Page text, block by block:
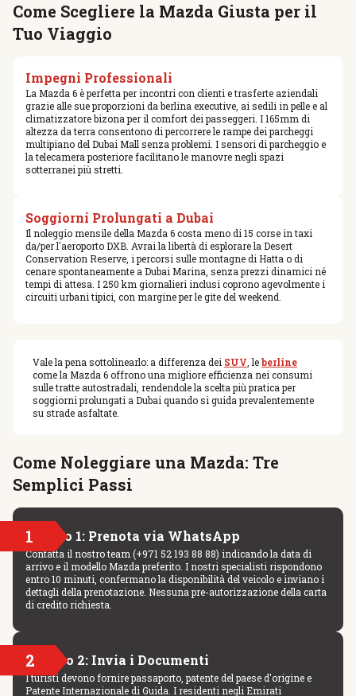
Come Scegliere la Mazda Giusta per il
Tuo Viaggio
Impegni Professionali
La Mazda 6 è perfetta per incontri con clienti e trasferte aziendali
grazie alle sue proporzioni da berlina executive, ai sedili in pelle e al
climatizzatore bizona per il comfort dei passeggeri. I 165mm di
altezza da terra consentono di percorrere le rampe dei parcheggi
multipiano del Dubai Mall senza problemi. I sensori di parcheggio e
la telecamera posteriore facilitano le manovre negli spazi
sotterranei più stretti.
Soggiorni Prolungati a Dubai
Il noleggio mensile della Mazda 6 costa meno di 15 corse in taxi
da/per l'aeroporto DXB. Avrai la libertà di esplorare la Desert
Conservation Reserve, i percorsi sulle montagne di Hatta o di
cenare spontaneamente a Dubai Marina, senza prezzi dinamici né
tempi di attesa. I 250 km giornalieri inclusi coprono agevolmente i
circuiti urbani tipici, con margine per le gite del weekend.
Vale la pena sottolinearlo: a differenza dei SUV, leberline
come la Mazda 6 offrono una migliore efficienza nei consumi
sulle tratte autostradali, rendendole la scelta più pratica per
soggiorni prolungati a Dubai quando si guida prevalentemente
su strade asfaltate.
Come Noleggiare una Mazda: Tre
Semplici Passi
1 Passo 1: Prenota via WhatsApp
Contatta il nostro team (+971 52 193 88 88) indicando la data di
arrivo e il modello Mazda preferito. I nostri specialisti rispondono
entro 10 minuti, confermano la disponibilità del veicolo e inviano i
dettagli della prenotazione. Nessuna pre-autorizzazione della carta
di credito richiesta.
2 Passo 2: Invia i Documenti
I turisti devono fornire passaporto, patente del paese d'origine e
Patente Internazionale di Guida. I residenti negli Emirati